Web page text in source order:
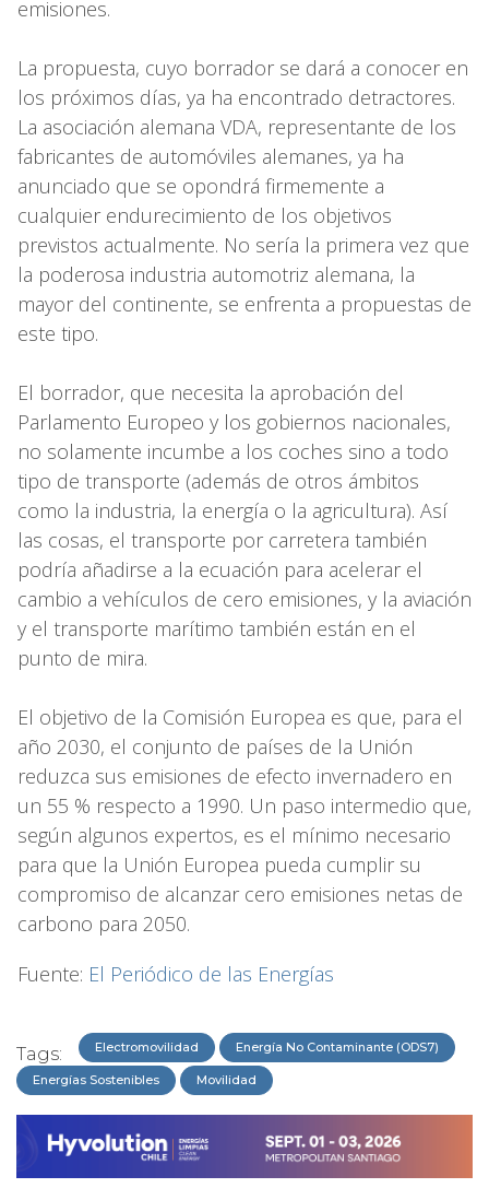
emisiones.
La propuesta, cuyo borrador se dará a conocer en
los próximos días, ya ha encontrado detractores.
La asociación alemana VDA, representante de los
fabricantes de automóviles alemanes, ya ha
anunciado que se opondrá firmemente a
cualquier endurecimiento de los objetivos
previstos actualmente. No sería la primera vez que
la poderosa industria automotriz alemana, la
mayor del continente, se enfrenta a propuestas de
este tipo.
El borrador, que necesita la aprobación del
Parlamento Europeo y los gobiernos nacionales,
no solamente incumbe a los coches sino a todo
tipo de transporte (además de otros ámbitos
como la industria, la energía o la agricultura). Así
las cosas, el transporte por carretera también
podría añadirse a la ecuación para acelerar el
cambio a vehículos de cero emisiones, y la aviación
y el transporte marítimo también están en el
punto de mira.
El objetivo de la Comisión Europea es que, para el
año 2030, el conjunto de países de la Unión
reduzca sus emisiones de efecto invernadero en
un 55 % respecto a 1990. Un paso intermedio que,
según algunos expertos, es el mínimo necesario
para que la Unión Europea pueda cumplir su
compromiso de alcanzar cero emisiones netas de
carbono para 2050.
Fuente: El Periódico de las Energías
Tags: Electromovilidad Energía No Contaminante (ODS7)
Energías Sostenibles Movilidad